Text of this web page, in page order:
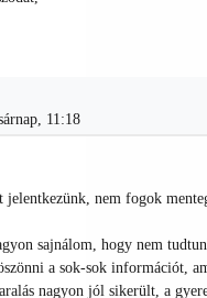
11:18
jelentkezünk, nem fogok
sajnálom, hogy nem
a sok-sok információt,
nagyon jól sikerült, a